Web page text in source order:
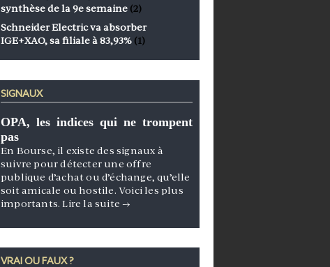
synthèse de la 9e semaine (2)
Schneider Electric va absorber
IGE+XAO, sa filiale à 83,93% (1)
SIGNAUX
OPA, les indices qui ne trompent
pas
En Bourse, il existe des signaux à
suivre pour détecter une offre
publique d’achat ou d’échange, qu’elle
soit amicale ou hostile. Voici les plus
importants.Lire la suite →
VRAI OU FAUX ?